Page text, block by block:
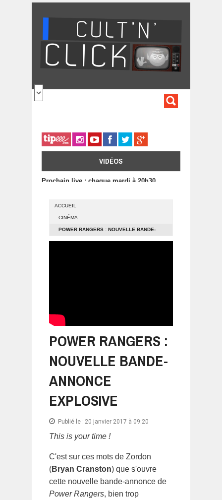
VIDÉOS
Prochain live : chaque mardi à 20h30
ACCUEIL
CINÉMA
POWER RANGERS : NOUVELLE BANDE-
ANNONCE EXPLOSIVE
POWER RANGERS :
NOUVELLE BANDE-
ANNONCE
EXPLOSIVE
Publié le : 20 janvier 2017 à 09:20
This is your time !
C'est sur ces mots de Zordon
(Bryan Cranston) que s'ouvre
cette nouvelle bande-annonce de
Power Rangers, bien trop